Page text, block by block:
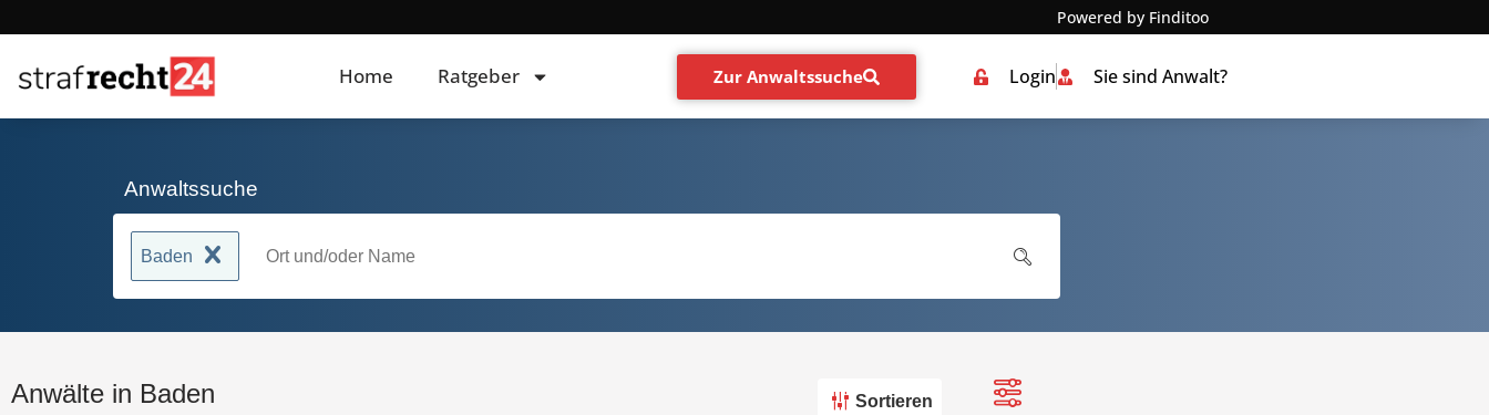
Powered by Finditoo
Home Ratgeber Zur Anwaltssuche Login Sie sind Anwalt?
Anwaltssuche
Baden
Anwälte in Baden Sortieren